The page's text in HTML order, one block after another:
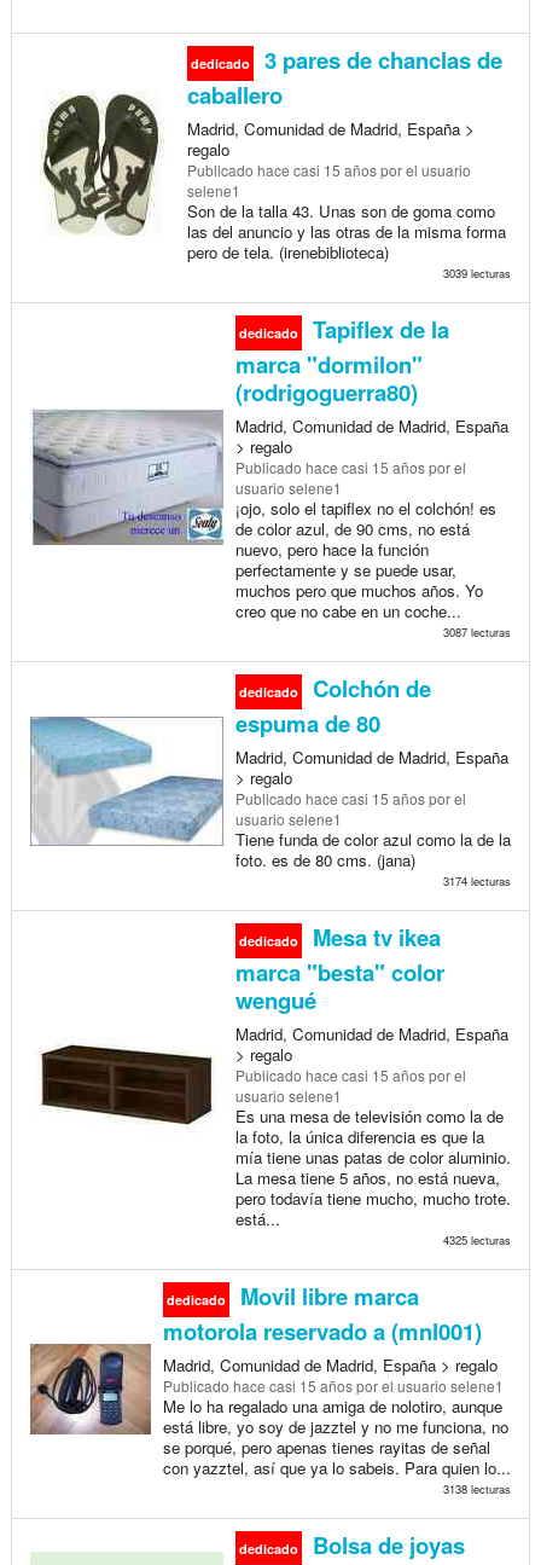
dedicado
3 pares de chanclas de
caballero
Madrid, Comunidad de Madrid, España >
regalo
Publicado hace casi 15 añospor el usuario
selene1
Son de la talla 43. Unas son de goma como
las del anuncio y las otras de la misma forma
pero de tela. (irenebiblioteca)
3039 lecturas
dedicado
Tapiflex de la
marca "dormilon"
(rodrigoguerra80)
Madrid, Comunidad de Madrid, España
> regalo
Publicado hace casi 15 añospor el
usuario selene1
¡ojo, solo el tapiflex no el colchón! es
de color azul, de 90 cms, no está
nuevo, pero hace la función
perfectamente y se puede usar,
muchos pero que muchos años. Yo
creo que no cabe en un coche...
3087 lecturas
dedicado
Colchón de
espuma de 80
Madrid, Comunidad de Madrid, España
> regalo
Publicado hace casi 15 añospor el
usuario selene1
Tiene funda de color azul como la de la
foto. es de 80 cms. (jana)
3174 lecturas
dedicado
Mesa tv ikea
marca "besta" color
wengué
Madrid, Comunidad de Madrid, España
> regalo
Publicado hace casi 15 añospor el
usuario selene1
Es una mesa de televisión como la de
la foto, la única diferencia es que la
mía tiene unas patas de color aluminio.
La mesa tiene 5 años, no está nueva,
pero todavía tiene mucho, mucho trote.
está...
4325 lecturas
dedicado
Movil libre marca
motorola reservado a (mnl001)
Madrid, Comunidad de Madrid, España > regalo
Publicado hace casi 15 añospor el usuario selene1
Me lo ha regalado una amiga de nolotiro, aunque
está libre, yo soy de jazztel y no me funciona, no
se porqué, pero apenas tienes rayitas de señal
con yazztel, así que ya lo sabeis. Para quien lo...
3138 lecturas
dedicado
Bolsa de joyas